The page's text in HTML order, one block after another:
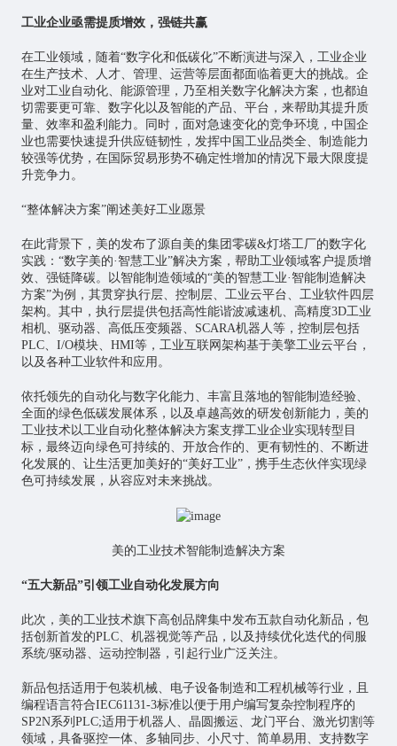
工业企业亟需提质增效，强链共赢
在工业领域，随着“数字化和低碳化”不断演进与深入，工业企业
在生产技术、人才、管理、运营等层面都面临着更大的挑战。企
业对工业自动化、能源管理，乃至相关数字化解决方案，也都迫
切需要更可靠、数字化以及智能的产品、平台，来帮助其提升质
量、效率和盈利能力。同时，面对急速变化的竞争环境，中国企
业也需要快速提升供应链韧性，发挥中国工业品类全、制造能力
较强等优势，在国际贸易形势不确定性增加的情况下最大限度提
升竞争力。
“整体解决方案”阐述美好工业愿景
在此背景下，美的发布了源自美的集团零碳&灯塔工厂的数字化
实践：“数字美的·智慧工业”解决方案，帮助工业领域客户提质增
效、强链降碳。以智能制造领域的“美的智慧工业·智能制造解决
方案”为例，其贯穿执行层、控制层、工业云平台、工业软件四层
架构。其中，执行层提供包括高性能谐波减速机、高精度3D工业
相机、驱动器、高低压变频器、SCARA机器人等，控制层包括
PLC、I/O模块、HMI等， 工业互联网架构基于美擎工业云平台，
以及各种工业软件和应用。
依托领先的自动化与数字化能力、丰富且落地的智能制造经验、
全面的绿色低碳发展体系，以及卓越高效的研发创新能力，美的
工业技术以工业自动化整体解决方案支撑工业企业实现转型目
标，最终迈向绿色可持续的、开放合作的、更有韧性的、不断进
化发展的、让生活更加美好的“美好工业”，携手生态伙伴实现绿
色可持续发展，从容应对未来挑战。
美的工业技术智能制造解决方案
“五大新品”引领工业自动化发展方向
此次，美的工业技术旗下高创品牌集中发布五款自动化新品，包
括创新首发的PLC、机器视觉等产品，以及持续优化迭代的伺服
系统/驱动器、运动控制器，引起行业广泛关注。
新品包括适用于包装机械、电子设备制造和工程机械等行业，且
编程语言符合IEC61131-3标准以便于用户编写复杂控制程序的
SP2N系列PLC;适用于机器人、晶圆搬运、龙门平台、激光切割等
领域，具备驱控一体、多轴同步、小尺寸、简单易用、支持数字